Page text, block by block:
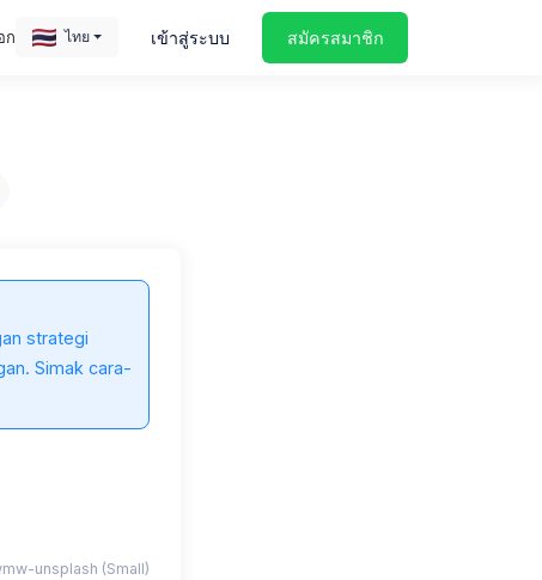
ก ไทย เข้าสู่ระบบ สมัครสมาชิก
no-revisions-TyBnT0wowmw-unsplash (Small)
strategi
Simak cara-
unsplash (Small)